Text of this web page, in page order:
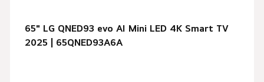
65" LG QNED93 evo AI Mini LED 4K Smart TV
2025 | 65QNED93A6A